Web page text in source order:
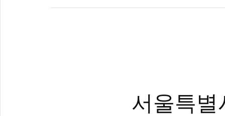
서울특별